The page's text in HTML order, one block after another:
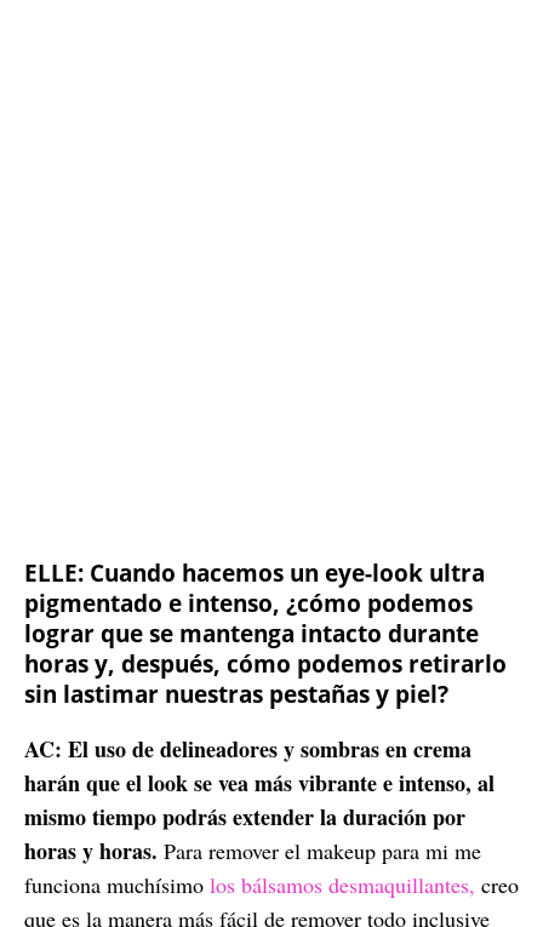
ELLE: Cuando hacemos un eye-look ultra
pigmentado e intenso, ¿cómo podemos
lograr que se mantenga intacto durante
horas y, después, cómo podemos retirarlo
sin lastimar nuestras pestañas y piel?
AC: El uso de delineadores y sombras en crema
harán que el look se vea más vibrante e intenso, al
mismo tiempo podrás extender la duración por
horas y horas. Para remover el makeup para mi me
funciona muchísimo los bálsamos desmaquillantes, creo
que es la manera más fácil de remover todo inclusive